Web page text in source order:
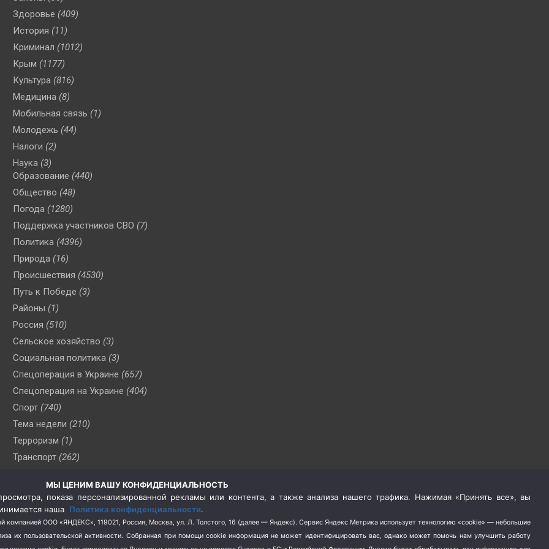
Здоровье (409)
История (11)
Криминал (1012)
Крым (1177)
Культура (816)
Медицина (8)
Мобильная связь (1)
Молодежь (44)
Налоги (2)
Наука (3)
Образование (440)
Общество (48)
Погода (1280)
Поддержка участников СВО (7)
Политика (4396)
Природа (16)
Происшествия (4530)
Путь к Победе (3)
Районы (1)
Россия (510)
Сельское хозяйство (3)
Социальная политика (3)
Спецоперация в Украине (657)
Спецоперация на Украине (404)
Спорт (740)
Тема недели (210)
Терроризм (1)
Транспорт (262)
(76)
Цены (2)
Школа и спорт (2)
Экология (8)
МЫ ЦЕНИМ ВАШУ КОНФИДЕНЦИАЛЬНОСТЬ
показа персонализированной рекламы или контента, а также анализа нашего трафика. Нажимая «Принять все», вы
наша Политика конфиденциальности.
компанией ООО «ЯНДЕКС», 119021, Россия, Москва, ул. Л. Толстого, 16 (далее — Яндекс). Сервис Яндекс Метрика использует технологию «cookie» — небольшие
их пользовательской активности. Собранная при помощи cookie информация не может идентифицировать вас, однако может помочь нам улучшить работу